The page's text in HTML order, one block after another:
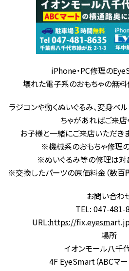
iPhone・PC修理の
壊れた電子系のおもちゃの無料
ラジコンや動くぬいぐるみ、変身ベ
ちゃがあればご来店
お子様と一緒にご来店いただき
※機械系のおもちゃ修理の
※ぬいぐるみ等の修理は対
※交換したパーツの原価料金（数百円
お問い合わ
TEL: 047-481-
URL:https://
場所
イオンモール八千
4F EyeSmart（ABCマー